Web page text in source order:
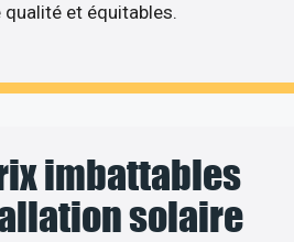
qualité et équitables.
imbattables
solaire